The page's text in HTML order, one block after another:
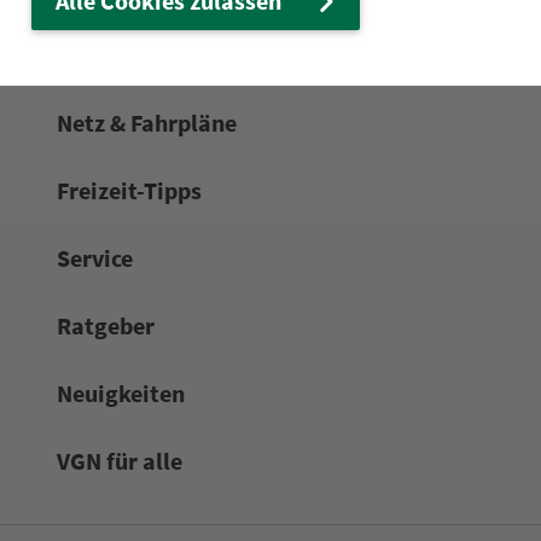
Netz & Fahrpläne
Frei­zeit-Tipps
Service
Rat­ge­ber
Neuigkeiten
VGN für alle